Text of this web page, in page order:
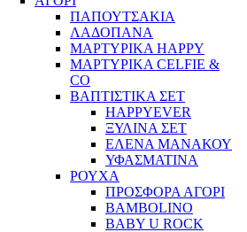
ΠΑΠΟΥΤΣΑΚΙΑ
ΛΑΔΟΠΑΝΑ
ΜΑΡΤΥΡΙΚΑ HAPPY
ΜΑΡΤΥΡΙΚΑ CELFIE &
CO
ΒΑΠΤΙΣΤΙΚΑ ΣΕΤ
HAPPYEVER
ΞΥΛΙΝΑ ΣΕΤ
ΕΛΕΝΑ ΜΑΝΑΚΟΥ
ΥΦΑΣΜΑΤΙΝΑ
ΡΟΥΧΑ
ΠΡΟΣΦΟΡΑ ΑΓΟΡΙ
BAMBOLINO
BABY U ROCK